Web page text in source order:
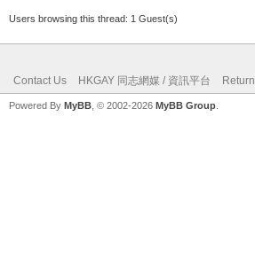
Users browsing this thread: 1 Guest(s)
Contact Us HKGAY 同志網媒 / 資訊平台
Powered By MyBB , © 2002-2026 MyBB Group